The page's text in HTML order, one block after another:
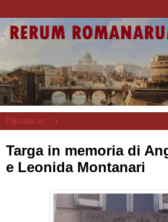
Targa in memoria di
e Leonida Montanari